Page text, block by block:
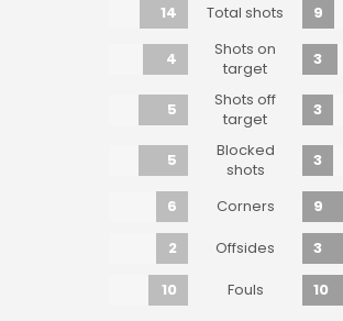
14
Total shots 9
4
Shots on
target
3
5
Shots off
target
3
5
Blocked
shots
3
6 Corners
9
2
Offsides
3
10
Fouls 10